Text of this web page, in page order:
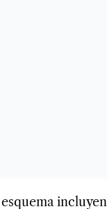
incluyen